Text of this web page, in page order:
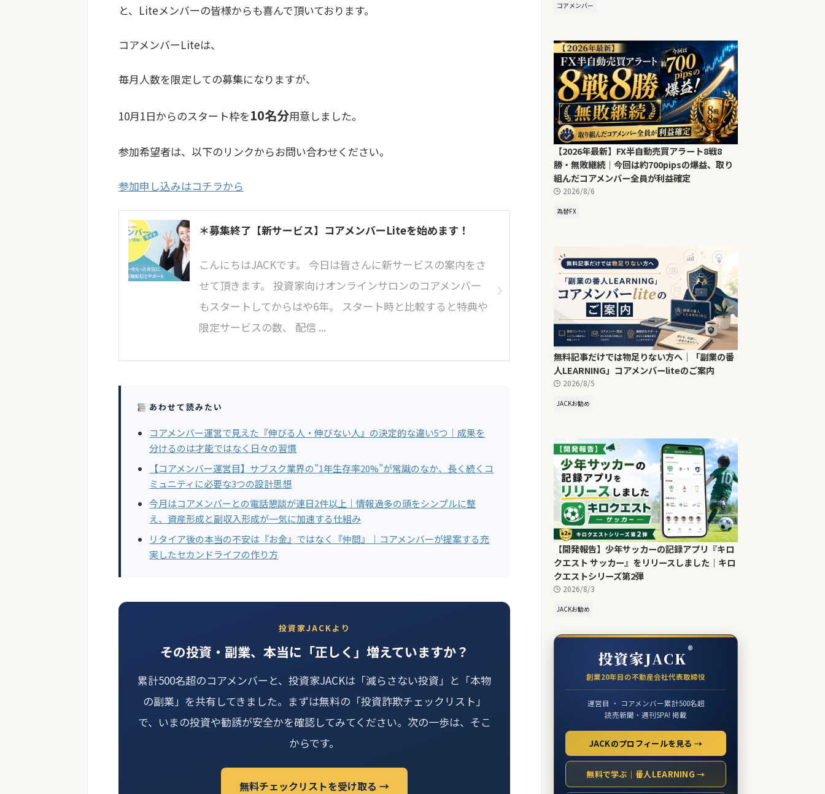
と、Liteメンバーの皆様からも喜んで頂いております。
コアメンバーLiteは、
毎月人数を限定しての募集になりますが、
10月1日からのスタート枠を10名分用意しました。
参加希望者は、以下のリンクからお問い合わせください。
参加申し込みはコチラから
＊募集終了【新サービス】コアメンバーLiteを始めます！
こんにちはJACKです。 今日は皆さんに新サービスの案内をさ
せて頂きます。 投資家向けオンラインサロンのコアメンバー
もスタートしてからはや6年。 スタート時と比較すると特典や
限定サービスの数、 配信 ...
あわせて読みたい
コアメンバー運営で見えた『伸びる人・伸びない人』の決定的な違い5つ｜成果を
分けるのは才能ではなく日々の習慣
【コアメンバー運営目】サブスク業界の”1年生存率20%”が常識のなか、長く続くコ
ミュニティに必要な3つの設計思想
今月はコアメンバーとの電話懇談が連日2件以上｜情報過多の頭をシンプルに整
え、資産形成と副収入形成が一気に加速する仕組み
リタイア後の本当の不安は『お金』ではなく『仲間』｜コアメンバーが提案する充
実したセカンドライフの作り方
投資家JACKより
その投資・副業、本当に「正しく」増えていますか？
累計500名超のコアメンバーと、投資家JACKは「減らさない投資」と「本物
の副業」を共有してきました。まずは無料の「投資詐欺チェックリスト」
で、いまの投資や勧誘が安全かを確認してみてください。次の一歩は、そこ
からです。
無料チェックリストを受け取る →
コアメンバー
【2026年最新】FX半自動売買アラート8戦8
勝・無敗継続｜今回は約700pipsの爆益、取り
組んだコアメンバー全員が利益確定
2026/8/6
為替FX
無料記事だけでは物足りない方へ｜「副業の番
人LEARNING」コアメンバーliteのご案内
2026/8/5
JACKお勧め
【開発報告】少年サッカーの記録アプリ『キロ
クエスト サッカー』をリリースしました｜キロ
クエストシリーズ第2弾
2026/8/3
JACKお勧め
投資家JACK®
創業20年目の不動産会社代表取締役
運営目 ・ コアメンバー累計500名超
読売新聞・週刊SPA! 掲載
JACKのプロフィールを見る →
無料で学ぶ｜番人LEARNING →